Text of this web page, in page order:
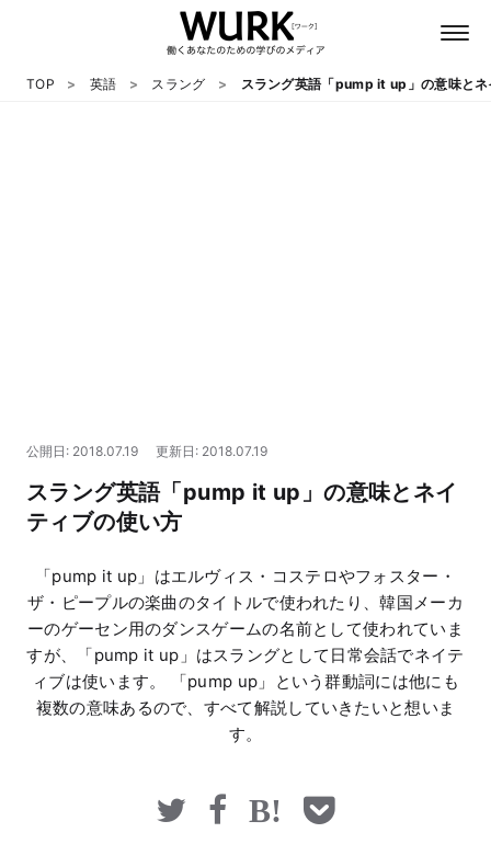
マネー
TOP 英語 スラング スラング英語「pump it up」の意味とネ
公開日: 2018.07.19 更新日: 2018.07.19
スラング英語「pump it up」の意味とネイ
ティブの使い方
「pump it up」はエルヴィス・コステロやフォスター・
ザ・ピープルの楽曲のタイトルで使われたり、韓国メーカ
ーのゲーセン用のダンスゲームの名前として使われていま
すが、「pump it up」はスラングとして日常会話でネイテ
ィブは使います。 「pump up」という群動詞には他にも
複数の意味あるので、すべて解説していきたいと想いま
す。